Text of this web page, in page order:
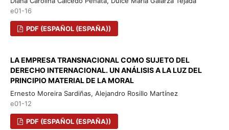
e01-16
PDF (ESPAÑOL (ESPAÑA))
LA EMPRESA TRANSNACIONAL COMO SUJETO DEL
DERECHO INTERNACIONAL. UN ANÁLISIS A LA LUZ DEL
PRINCIPIO MATERIAL DE LA MORAL
Ernesto Moreira Sardiñas, Alejandro Rosillo Martínez
e01-12
PDF (ESPAÑOL (ESPAÑA))